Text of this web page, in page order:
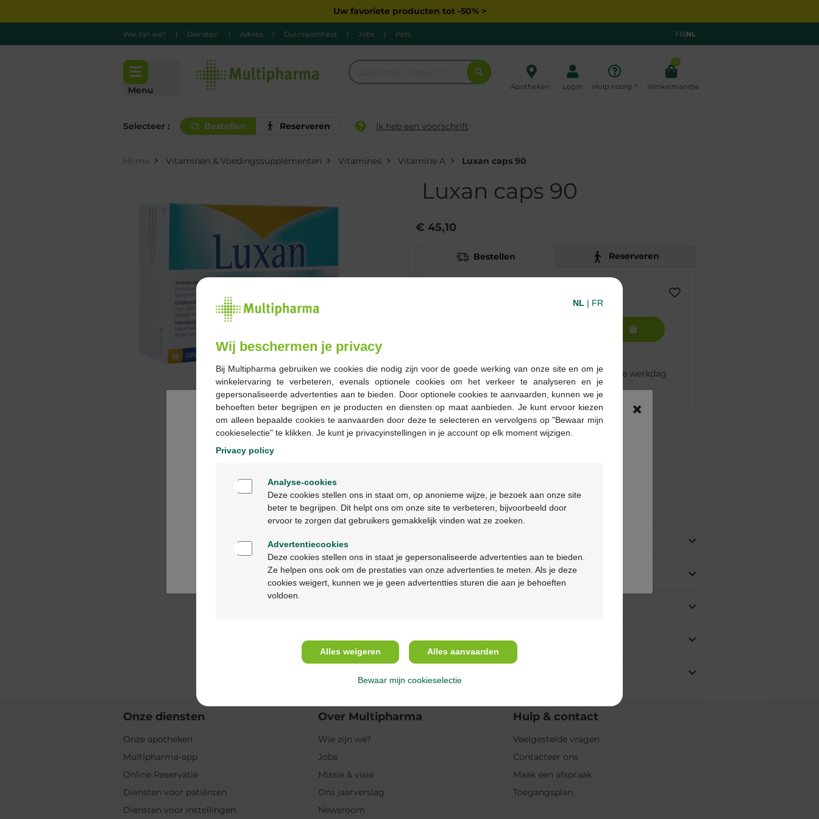
Uw favoriete producten tot -50% >
Wie zijn we? | Diensten | Advies | Duurzaamheid | Jobs | Pers FR|NL
Menu Apotheken Login Hulp nodig ?
0
Winkelmandje
Selecteer : Bestellen Reserveren Ik heb een voorschrift
Home Vitaminen & Voedingssupplementen Vitamines Vitamine A Luxan caps 90
Luxan caps 90
€ 45,10
Bestellen Reserveren
In winkelmandje
Op werkdagen vóór 12u besteld, volgende werkdag
geleverd
Gratislevering in je Multipharma apotheek
Gratislevering thuis vanaf €55
Productbeschrijving
Eigenschappen
Gebruik
Onze diensten
Onze apotheken
Multipharma-app
Online Reservatie
Diensten voor patiënten
Diensten voor instellingen
Over Multipharma
Wie zijn we?
Jobs
Missie & visie
Ons jaarverslag
Newsroom
Hulp & contact
Veelgestelde vragen
Contacteer ons
Maak een afspraak
Toegangsplan
×
Ga verder in het nederlands
NL | FR
Wij beschermen je privacy
Bij Multipharma gebruiken we cookies die nodig zijn voor de goede werking van onze site en om je
winkelervaring te verbeteren, evenals optionele cookies om het verkeer te analyseren en je
gepersonaliseerde advertenties aan te bieden. Door optionele cookies te aanvaarden, kunnen we je
behoeften beter begrijpen en je producten en diensten op maat aanbieden. Je kunt ervoor kiezen
om alleen bepaalde cookies te aanvaarden door deze te selecteren en vervolgens op "Bewaar mijn
cookieselectie" te klikken. Je kunt je privacyinstellingen in je account op elk moment wijzigen.
Privacy policy
Analyse-cookies
Deze cookies stellen ons in staat om, op anonieme wijze, je bezoek aan onze site
beter te begrijpen. Dit helpt ons om onze site te verbeteren, bijvoorbeeld door
ervoor te zorgen dat gebruikers gemakkelijk vinden wat ze zoeken.
Advertentiecookies
Deze cookies stellen ons in staat je gepersonaliseerde advertenties aan te bieden.
Ze helpen ons ook om de prestaties van onze advertenties te meten. Als je deze
cookies weigert, kunnen we je geen advertentties sturen die aan je behoeften
voldoen.
Alles weigeren Alles aanvaarden
Bewaar mijn cookieselectie